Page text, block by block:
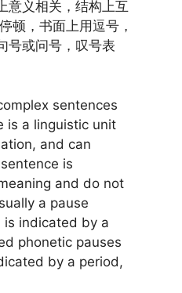
意义相关，结构上互
顿，书面上用逗号，
号或问号，叹号表
sentences
is a linguistic unit
and can
is
and do not
a pause
is indicated by a
phonetic pauses
by a period,